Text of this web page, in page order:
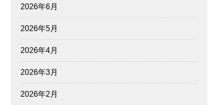
2026年6月
2026年5月
2026年4月
2026年3月
2026年2月